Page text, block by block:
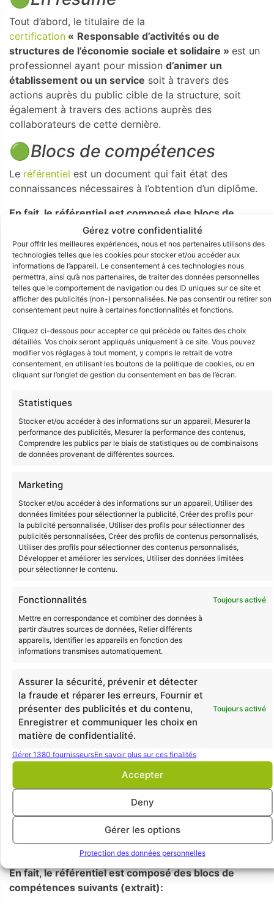
Gérez votre confidentialité
Pour offrir les meilleures expériences, nous et nos partenaires utilisons des
technologies telles que les cookies pour stocker et/ou accéder aux
informations de l’appareil. Le consentement à ces technologies nous
permettra, ainsi qu’à nos partenaires, de traiter des données personnelles
telles que le comportement de navigation ou des ID uniques sur ce site et
afficher des publicités (non-) personnalisées. Ne pas consentir ou retirer son
consentement peut nuire à certaines fonctionnalités et fonctions.
Cliquez ci-dessous pour accepter ce qui précède ou faites des choix
détaillés. Vos choix seront appliqués uniquement à ce site. Vous pouvez
modifier vos réglages à tout moment, y compris le retrait de votre
consentement, en utilisant les boutons de la politique de cookies, ou en
cliquant sur l’onglet de gestion du consentement en bas de l’écran.
Statistiques
Stocker et/ou accéder à des informations sur un appareil, Mesurer la
performance des publicités, Mesurer la performance des contenus,
Comprendre les publics par le biais de statistiques ou de combinaisons
de données provenant de différentes sources.
Marketing
Stocker et/ou accéder à des informations sur un appareil, Utiliser des
données limitées pour sélectionner la publicité, Créer des profils pour
la publicité personnalisée, Utiliser des profils pour sélectionner des
publicités personnalisées, Créer des profils de contenus personnalisés,
Utiliser des profils pour sélectionner des contenus personnalisés,
Développer et améliorer les services, Utiliser des données limitées
pour sélectionner le contenu.
Fonctionnalités
Toujours activé
Mettre en correspondance et combiner des données à
partir d’autres sources de données, Relier différents
appareils, Identifier les appareils en fonction des
informations transmises automatiquement.
Assurer la sécurité, prévenir et détecter
la fraude et réparer les erreurs, Fournir et
présenter des publicités et du contenu,
Enregistrer et communiquer les choix en
matière de confidentialité.
Toujours activé
Gérer 1380 fournisseursEn savoir plus sur ces finalités
Accepter
Deny
Gérer les options
Protection des données personnelles
Tout d’abord, le titulaire de la
certification « Responsable d’activités ou de
structures de l’économie sociale et solidaire » est un
professionnel ayant pour mission d’animer un
établissement ou un service soit à travers des
actions auprès du public cible de la structure, soit
également à travers des actions auprès des
collaborateurs de cette dernière.
🟢Blocs de compétences
Le référentiel est un document qui fait état des
connaissances nécessaires à l’obtention d’un diplôme.
En fait, le référentiel est composé des blocs de
compétences suivants :
Mise en œuvre de la démarche de projet dans la
conduite d’un service ou d’une structure de
l’économie sociale et solidaire
Management d’équipe
Gestion d’une unité ou d’un service
🟢Débouchés
Ainsi,le titulaire de cette certification peut travailler
dans tous les secteurs d’activités.
D’autres part, les postes occupés sont généralement
Che(fe) de service
Responsable d’unité ou de service
➡️VAE Master
Management
🟢En résumé
Tout d’abord,le titulaire du master
opportunités, les arbitrages et les contraintes de la
mise en place
des outils de management
Il propose unestratégie marketing
problématisation de son organisation
aussi, harmonise doncles systèmes de
contrôleadaptés à l’entreprise
Il est en charge du lancement, de la mise en
œuvre mais ausside l’accompagnement du
changement organisationnel d’une structure
Il est en mesure de définir les processus à mettre
la conduite et l’évaluation de
🟢Blocs de compétences
Le référentiel est un document qui fait état des
connaissances nécessaires à l’obtention d’un diplôme.
En fait, le référentiel est composé des blocs de
compétences suivants (extrait):